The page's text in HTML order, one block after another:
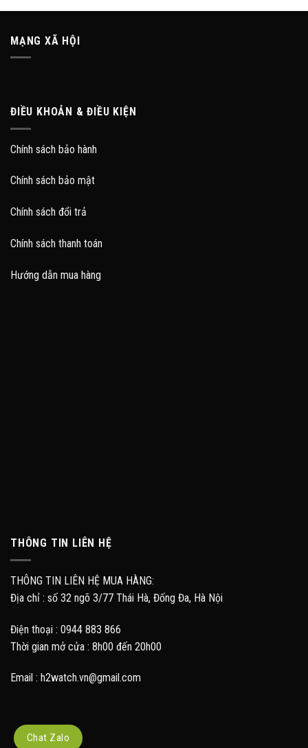
MẠNG XÃ HỘI
ĐIỀU KHOẢN & ĐIỀU KIỆN
Chính sách bảo hành
Chính sách bảo mật
Chính sách đổi trả
Chính sách thanh toán
Hướng dẫn mua hàng
THÔNG TIN LIÊN HỆ
THÔNG TIN LIÊN HỆ MUA HÀNG:
Địa chỉ : số 32 ngõ 3/77 Thái Hà, Đống Đa, Hà Nội
Điện thoại : 0944 883 866
Thời gian mở cửa : 8h00 đến 20h00
Email : h2watch.vn@gmail.com
Chat Zalo